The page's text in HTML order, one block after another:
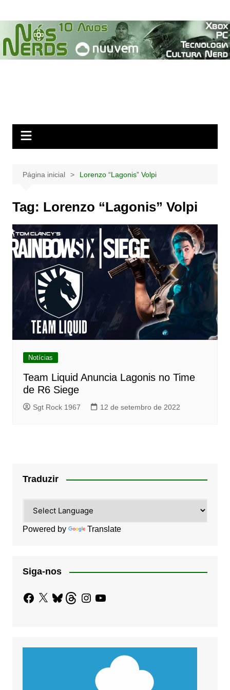
para
conteúdo
Página inicial Lorenzo “Lagonis” Volpi
Tag: Lorenzo “Lagonis” Volpi
Notícias
Team Liquid Anuncia Lagonis no Time
de R6 Siege
Sgt Rock 1967 12 de setembro de 2022
Traduzir
Powered by Translate
Siga-nos
Facebook
X BlueskyThreadsInstagram
YouTube